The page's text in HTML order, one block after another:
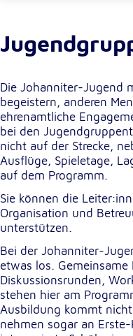
Die Johanniter-Jugend
begeistern, anderen
ehrenamtliche
bei den
nicht auf der Strecke,
Ausflüge, Spieletage,
auf dem Programm.
Sie können die
Organisation und
unterstützen.
Bei der Johanniter-
etwas los.
Diskussionsrunden,
stehen hier am
Ausbildung kommt
nehmen sogar an
Cookie Laufzeit:
1 Jahr
Name:
cookie_consent
Zweck:
Einverständnis-
Cookie Laufzeit:
Statistik
Statistik Cookies
Diese